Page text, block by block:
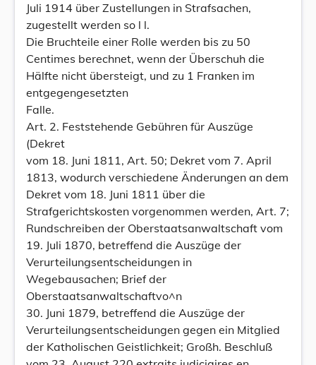
Juli 1914 über Zustellungen in Strafsachen,
zugestellt werden so l l.
Die Bruchteile einer Rolle werden bis zu 50
Centimes berechnet, wenn der Überschuh die
Hälfte nicht übersteigt, und zu 1 Franken im
entgegengesetzten
Falle.
Art. 2. Feststehende Gebühren für Auszüge
(Dekret
vom 18. Juni 1811, Art. 50; Dekret vom 7. April
1813, wodurch verschiedene Änderungen an dem
Dekret vom 18. Juni 1811 über die
Strafgerichtskosten vorgenommen werden, Art. 7;
Rundschreiben der Oberstaatsanwaltschaft vom
19. Juli 1870, betreffend die Auszüge der
Verurteilungsentscheidungen in
Wegebausachen; Brief der
Oberstaatsanwaltschaftvo^n
30. Juni 1879, betreffend die Auszüge der
Verurteilungsentscheidungen gegen ein Mitglied
der Katholischen Geistlichkeit; Großh. Beschluß